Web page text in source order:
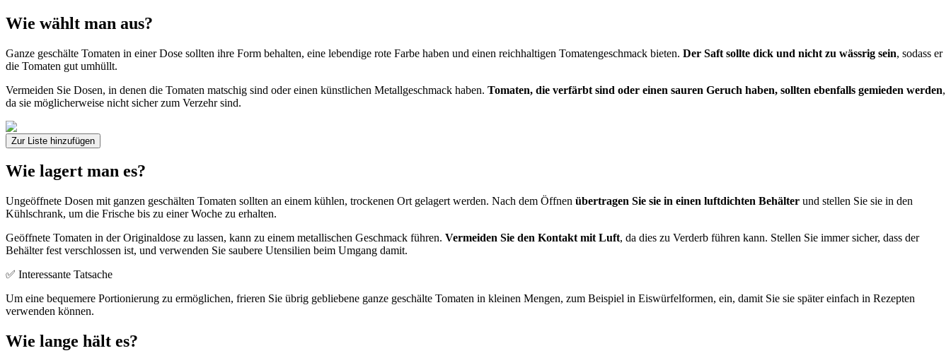
Wie wählt man aus?
Ganze geschälte Tomaten in einer Dose sollten ihre Form behalten, eine lebendige rote Farbe haben und einen reichhaltigen Tomatengeschmack bieten. Der Saft sollte dick und nicht zu wässrig sein, sodass er
die Tomaten gut umhüllt.
Vermeiden Sie Dosen, in denen die Tomaten matschig sind oder einen künstlichen Metallgeschmack haben. Tomaten, die verfärbt sind oder einen sauren Geruch haben, sollten ebenfalls gemieden werden,
da sie möglicherweise nicht sicher zum Verzehr sind.
Zur Liste hinzufügen
Wie lagert man es?
Ungeöffnete Dosen mit ganzen geschälten Tomaten sollten an einem kühlen, trockenen Ort gelagert werden. Nach dem Öffnen übertragen Sie sie in einen luftdichten Behälter und stellen Sie sie in den
Kühlschrank, um die Frische bis zu einer Woche zu erhalten.
Geöffnete Tomaten in der Originaldose zu lassen, kann zu einem metallischen Geschmack führen. Vermeiden Sie den Kontakt mit Luft, da dies zu Verderb führen kann. Stellen Sie immer sicher, dass der
Behälter fest verschlossen ist, und verwenden Sie saubere Utensilien beim Umgang damit.
✅ Interessante Tatsache
Um eine bequemere Portionierung zu ermöglichen, frieren Sie übrig gebliebene ganze geschälte Tomaten in kleinen Mengen, zum Beispiel in Eiswürfelformen, ein, damit Sie sie später einfach in Rezepten
verwenden können.
Wie lange hält es?